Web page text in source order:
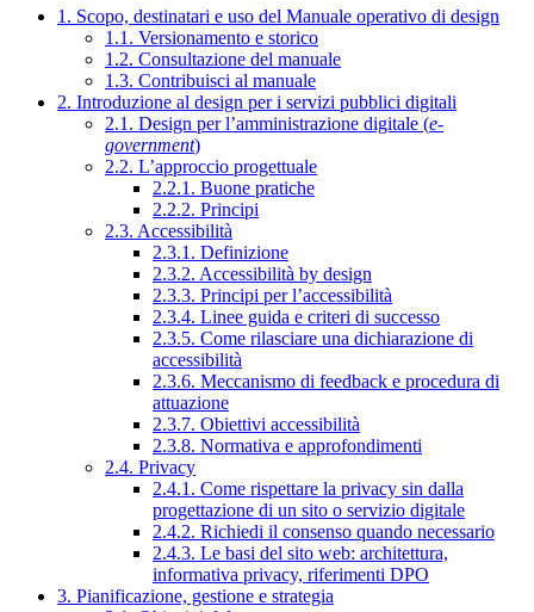
1. Scopo, destinatari e uso del Manuale operativo di design
1.1. Versionamento e storico
1.2. Consultazione del manuale
1.3. Contribuisci al manuale
2. Introduzione al design per i servizi pubblici digitali
2.1. Design per l’amministrazione digitale (e-
government)
2.2. L’approccio progettuale
2.2.1. Buone pratiche
2.2.2. Principi
2.3. Accessibilità
2.3.1. Definizione
2.3.2. Accessibilità by design
2.3.3. Principi per l’accessibilità
2.3.4. Linee guida e criteri di successo
2.3.5. Come rilasciare una dichiarazione di
accessibilità
2.3.6. Meccanismo di feedback e procedura di
attuazione
2.3.7. Obiettivi accessibilità
2.3.8. Normativa e approfondimenti
2.4. Privacy
2.4.1. Come rispettare la privacy sin dalla
progettazione di un sito o servizio digitale
2.4.2. Richiedi il consenso quando necessario
2.4.3. Le basi del sito web: architettura,
informativa privacy, riferimenti DPO
3. Pianificazione, gestione e strategia